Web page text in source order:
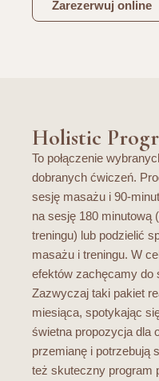
Zarezerwuj online
Holistic
To połączenie
dobranych ćwiczeń.
sesję masażu i 90-
na sesję 180 minutową
treningu) lub podzielić
masażu i treningu. W
efektów zachęcamy do
Zazwyczaj taki pakiet
miesiąca, spotykając
świetna propozycja dla
przemianę i potrzebują
też skuteczny program